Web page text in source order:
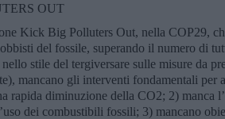
OUT
Kick Big Polluters Out, nella COP29,
del fossile, superando il numero di
stile del tergiversare sulle misure da
mancano gli interventi fondamentali per
rapida diminuzione della CO2; 2) manca
dei combustibili fossili; 3) mancano